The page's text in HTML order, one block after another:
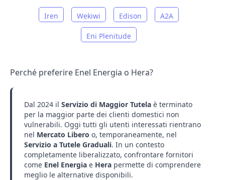
Iren Wekiwi Edison A2A
Eni Plenitude
Perché preferire Enel Energia o Hera?
Dal 2024 il Servizio di Maggior Tutela è terminato
per la maggior parte dei clienti domestici non
vulnerabili. Oggi tutti gli utenti interessati rientrano
nel Mercato Libero o, temporaneamente, nel
Servizio a Tutele Graduali. In un contesto
completamente liberalizzato, confrontare fornitori
come Enel Energia e Hera permette di comprendere
meglio le alternative disponibili.